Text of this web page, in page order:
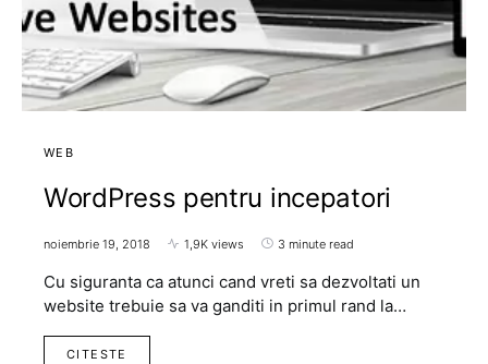
WEB
WordPress pentru incepatori
noiembrie 19, 2018 1,9K views 3 minute read
Cu siguranta ca atunci cand vreti sa dezvoltati un
website trebuie sa va ganditi in primul rand la…
CITESTE